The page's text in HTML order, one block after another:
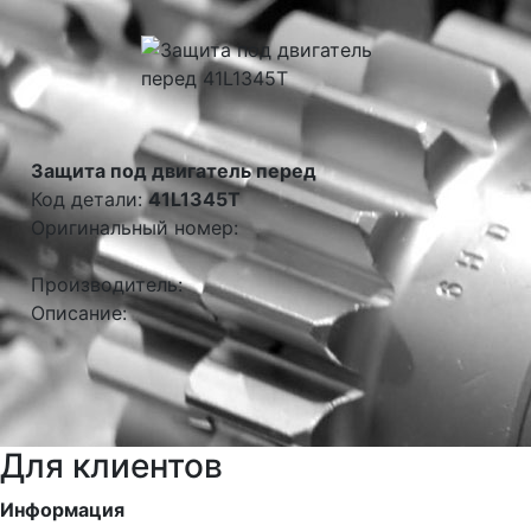
Защита под двигатель перед
Код детали:41L1345T
Оригинальный номер:
Производитель:
Описание:
Для клиентов
Информация